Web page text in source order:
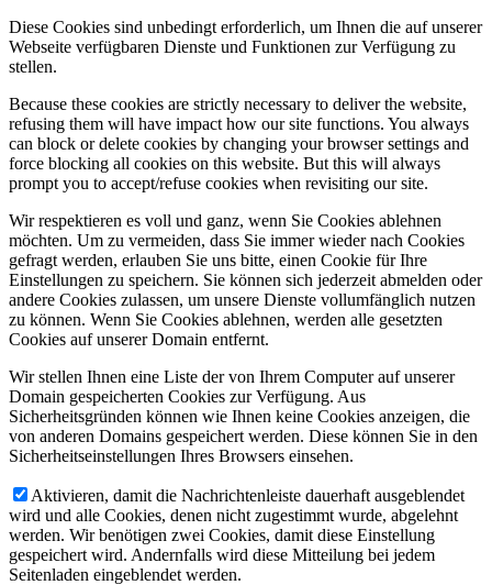
Diese Cookies sind unbedingt erforderlich, um Ihnen die auf unserer
Webseite verfügbaren Dienste und Funktionen zur Verfügung zu
stellen.
Because these cookies are strictly necessary to deliver the website,
refusing them will have impact how our site functions. You always
can block or delete cookies by changing your browser settings and
force blocking all cookies on this website. But this will always
prompt you to accept/refuse cookies when revisiting our site.
Wir respektieren es voll und ganz, wenn Sie Cookies ablehnen
möchten. Um zu vermeiden, dass Sie immer wieder nach Cookies
gefragt werden, erlauben Sie uns bitte, einen Cookie für Ihre
Einstellungen zu speichern. Sie können sich jederzeit abmelden oder
andere Cookies zulassen, um unsere Dienste vollumfänglich nutzen
zu können. Wenn Sie Cookies ablehnen, werden alle gesetzten
Cookies auf unserer Domain entfernt.
Wir stellen Ihnen eine Liste der von Ihrem Computer auf unserer
Domain gespeicherten Cookies zur Verfügung. Aus
Sicherheitsgründen können wie Ihnen keine Cookies anzeigen, die
von anderen Domains gespeichert werden. Diese können Sie in den
Sicherheitseinstellungen Ihres Browsers einsehen.
Aktivieren, damit die Nachrichtenleiste dauerhaft ausgeblendet
wird und alle Cookies, denen nicht zugestimmt wurde, abgelehnt
werden. Wir benötigen zwei Cookies, damit diese Einstellung
gespeichert wird. Andernfalls wird diese Mitteilung bei jedem
Seitenladen eingeblendet werden.